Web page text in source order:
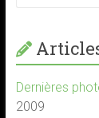
Dernières
2009